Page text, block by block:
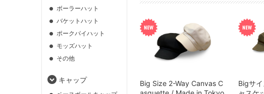
Big Size 2-Way Canvas C
Bigサ
ボーラーハット
バケットハット
ポークパイハット
モッズハット
その他
キャップ